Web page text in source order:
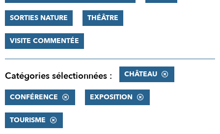
SORTIES NATURE THÉÂTRE
VISITE COMMENTÉE
Catégories sélectionnées : CHÂTEAU
CONFÉRENCE EXPOSITION
TOURISME